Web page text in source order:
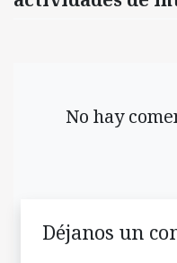
No hay
Déjanos un